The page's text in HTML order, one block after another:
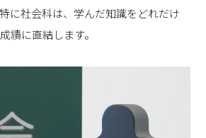
に社会科は、学んだ知識をどれだけ
績に直結します。